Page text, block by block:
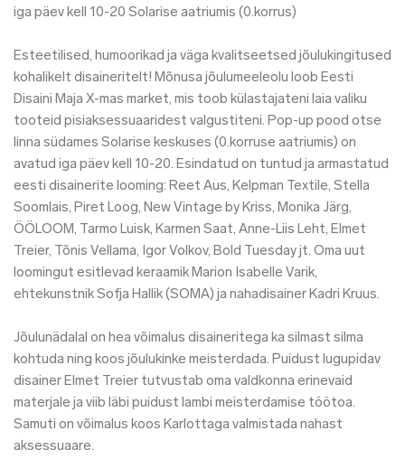
iga päev kell 10-20 Solarise aatriumis (0.korrus)
Esteetilised, humoorikad ja väga kvalitseetsed jõulukingitused
kohalikelt disaineritelt! Mõnusa jõulumeeleolu loob Eesti
Disaini Maja X-mas market, mis toob külastajateni laia valiku
tooteid pisiaksessuaaridest valgustiteni. Pop-up pood otse
linna südames Solarise keskuses (0.korruse aatriumis) on
avatud iga päev kell 10-20. Esindatud on tuntud ja armastatud
eesti disainerite looming: Reet Aus, Kelpman Textile, Stella
Soomlais, Piret Loog, New Vintage by Kriss, Monika Järg,
ÖÖLOOM, Tarmo Luisk, Karmen Saat, Anne-Liis Leht, Elmet
Treier, Tõnis Vellama, Igor Volkov, Bold Tuesday jt. Oma uut
loomingut esitlevad keraamik Marion Isabelle Varik,
ehtekunstnik Sofja Hallik (SOMA) ja nahadisainer Kadri Kruus.
Jõulunädalal on hea võimalus disaineritega ka silmast silma
kohtuda ning koos jõulukinke meisterdada. Puidust lugupidav
disainer Elmet Treier tutvustab oma valdkonna erinevaid
materjale ja viib läbi puidust lambi meisterdamise töötoa.
Samuti on võimalus koos Karlottaga valmistada nahast
aksessuaare.